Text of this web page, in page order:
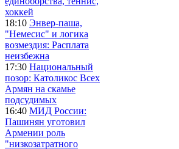
хоккей
18:10 Энвер-паша,
"Немесис" и логика
возмездия: Расплата
неизбежна
17:30 Национальный
позор: Католикос Всех
Армян на скамье
подсудимых
16:40 МИД России:
Пашинян уготовил
Армении роль
"низкозатратного